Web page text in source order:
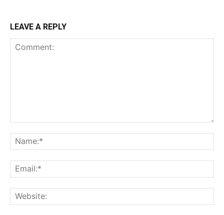
LEAVE A REPLY